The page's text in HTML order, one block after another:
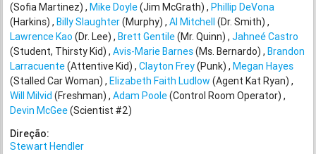
(Sofia Martinez) Mike Doyle(Jim McGrath) Phillip DeVona
(Harkins) Billy Slaughter(Murphy) Al Mitchell (Dr. Smith)
Lawrence Kao (Dr. Lee) Brett Gentile(Mr. Quinn) Jahneé Castro
(Student, Thirsty Kid) Avis-Marie Barnes(Ms. Bernardo) Brandon
Larracuente(Attentive Kid) Clayton Frey(Punk) Megan Hayes
(Stalled Car Woman) Elizabeth Faith Ludlow (Agent Kat Ryan)
Will Milvid (Freshman) Adam Poole(Control Room Operator)
Devin McGee(Scientist #2)
Direção:
Stewart Hendler